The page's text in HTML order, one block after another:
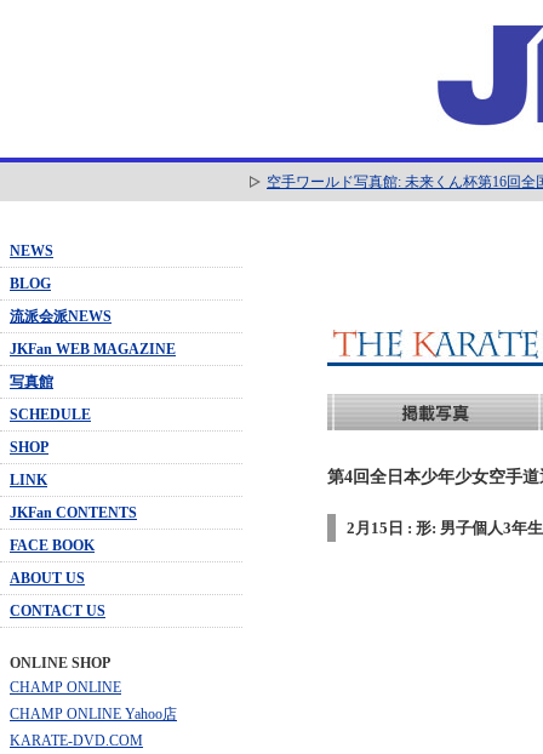
空手ワールド写真館: 未来くん杯第16回
NEWS
BLOG
流派会派NEWS
JKFan WEB MAGAZINE
写真館
SCHEDULE
SHOP
LINK
JKFan CONTENTS
FACE BOOK
ABOUT US
CONTACT US
ONLINE SHOP
CHAMP ONLINE
CHAMP ONLINE Yahoo店
KARATE-DVD.COM
第4回全日本少年少女空手
2月15日 : 形: 男子個人3年